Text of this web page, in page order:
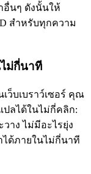
อื่นๆ ดังนั้นให้
สำหรับทุกความ
ม่กี่นาที
เว็บเบราว์เซอร์ คุณ
ปลได้ในไม่กี่คลิก:
าง ไม่มีอะไรยุ่ง
ได้ภายในไม่กี่นาที